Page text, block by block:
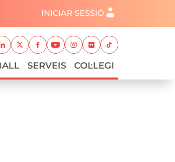
Menú del compte d'usuari
INICIAR SESSIÓ
socials
TwitterFacebook
YoutubeInstagram
FlickrTikTok
SERVEIS COL·LEGI